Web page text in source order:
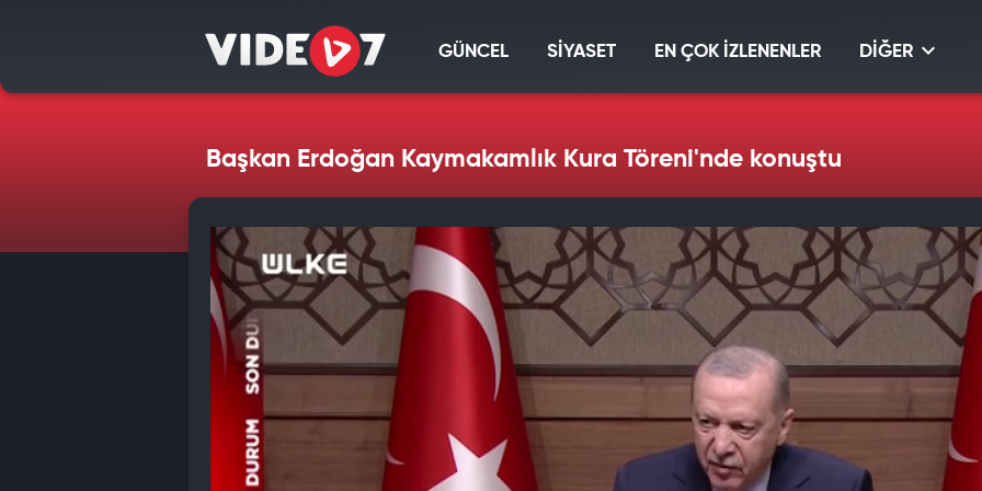
GÜNCEL SİYASET EN ÇOK İZLENENLER DİĞER
Başkan Erdoğan Kaymakamlık Kura Töreni'nde konuştu